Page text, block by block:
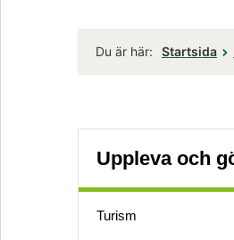
Du är här: Startsida
Uppleva och
Turism